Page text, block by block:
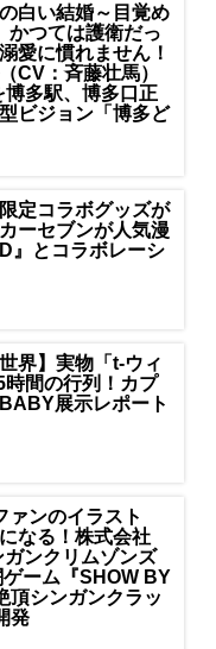
白い結婚～目覚め
かつては護衛だっ
愛に慣れません！
CV：斉藤壮馬）
多駅、博多口正
ビジョン「博多ど
定コラボグッズが
ーセブンが人気漫
』とコラボレーシ
界】実物「t-ウィ
時間の行列！カプ
展示レポート
ァンのイラスト
なる！株式会社
ンクリムゾンズ
ーム『SHOW BY
頂シンガンクラッ
発